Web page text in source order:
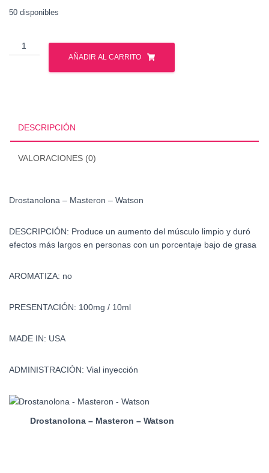
50 disponibles
Drostanolona
-
AÑADIR AL CARRITO
DESCRIPCIÓN
VALORACIONES (0)
Drostanolona – Masteron – Watson
DESCRIPCIÓN: Produce un aumento del músculo limpio y duró
efectos más largos en personas con un porcentaje bajo de grasa
AROMATIZA: no
PRESENTACIÓN: 100mg / 10ml
MADE IN: USA
ADMINISTRACIÓN: Vial inyección
Drostanolona – Masteron – Watson